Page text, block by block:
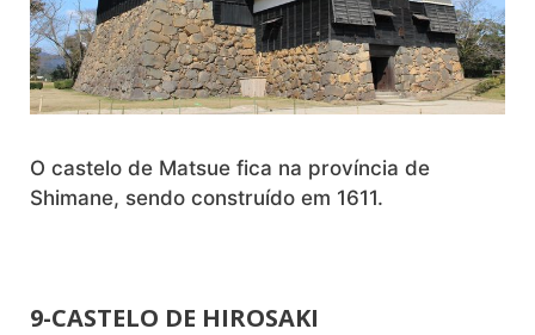
O castelo de Matsue fica na província de
Shimane, sendo construído em 1611.
9-CASTELO DE HIROSAKI